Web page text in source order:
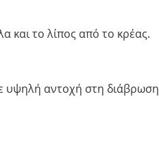
και το λίπος από το κρέας.
υψηλή αντοχή στη διάβρωση